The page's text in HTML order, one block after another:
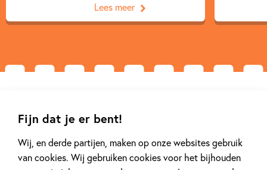
Fijn dat je er bent!
Wij, en derde partijen, maken op onze websites gebruik
van cookies. Wij gebruiken cookies voor het bijhouden
Lees meer
Tiplijst Tiplijst